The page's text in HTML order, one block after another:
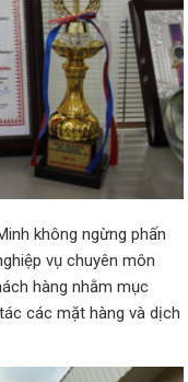
không ngừng phấn
vụ chuyên môn
hàng nhằm mục
các mặt hàng và dịch